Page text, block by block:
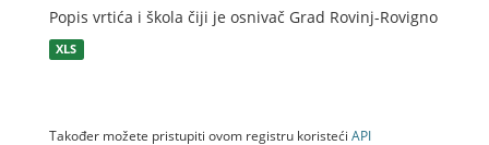
Popis vrtića i škola čiji je osnivač Grad Rovinj-Rovigno
XLS
Također možete pristupiti ovom registru koristeći API